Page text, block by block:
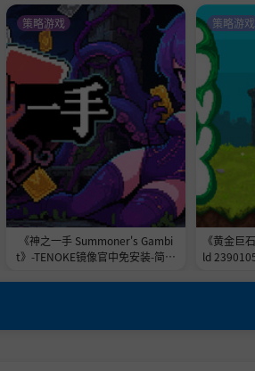
《神之一手 Summoner's Gambi
t》-TENOKE镜像官中免安装-简中
策略游戏
《黄金巨
ld
策略游戏